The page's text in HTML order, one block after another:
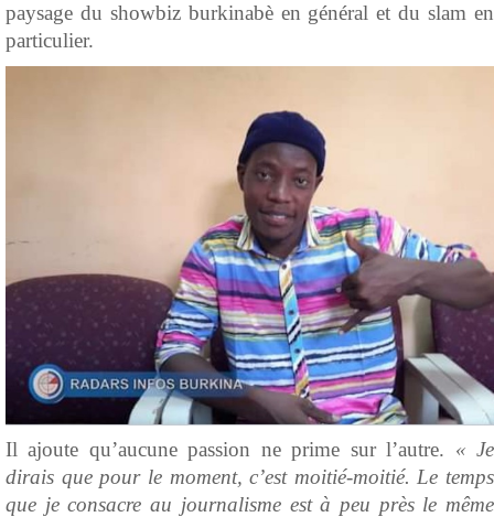
paysage du showbiz burkinabè en général et du slam en
particulier.
Il ajoute qu’aucune passion ne prime sur l’autre. « Je
dirais que pour le moment, c’est moitié-moitié. Le temps
que je consacre au journalisme est à peu près le même